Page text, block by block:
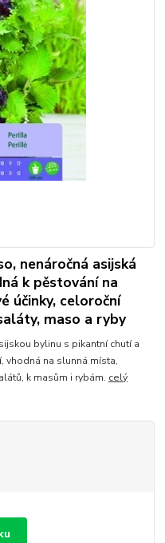
nenáročná asijská
k pěstování na
účinky, celoroční
maso a ryby
bylinu s pikantní chutí a
vhodná na slunná místa,
k masům i rybám. celý